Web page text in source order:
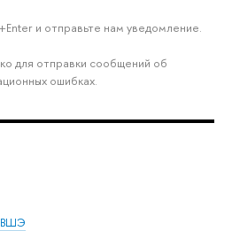
и отправьте нам уведомление.
для отправки сообщений об
ошибках.
ВШЭ